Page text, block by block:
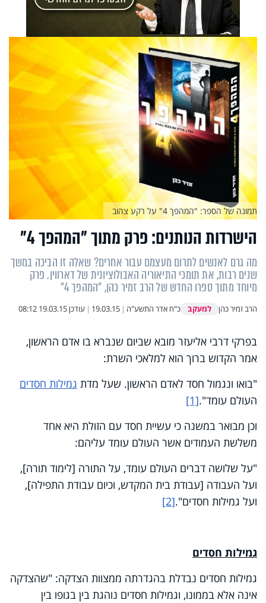
הישרדות הנותנים: פרק מתוך "המהפך 4"
מה גרם לאנשים לתרום מעצמם עבור אחרים? שאלה זו הביכה במשך
שנים רבות, את תומכי התיאוריה האבולוציונית של דארווין. פרק
מיוחד מתוך ספרו החדש של הרב זמיר כהן, "המהפך 4"
הרב זמיר כהן למעקב כ"ח אדר התשע"ה |
19.03.15
| עודכן19.03.15 08:12
תמונה של הספר: "המהפך 4" על רקע צהוב
בפרקי דרבי אליעזר מובא שביום שנברא בו אדם הראשון,
אמר הקדוש ברוך הוא למלאכי השרת:
"בואו ונגמול חסד לאדם הראשון. שעל מדת גמילות חסדים
העולם עומד".[1]
וכן מבואר במשנה כי עשיית חסד עם הזולת היא אחד
משלשת העמודים אשר העולם עומד עליהם:
"על שלושה דברים העולם עומד, על התורה [לימוד תורה],
ועל העבודה [עבודת בית המקדש, וכיום עבודת התפילה],
ועל גמילות חסדים".[2]
גמילות חסדים
גמילות חסדים נבדלת בהגדרתה ממצוות הצדקה: "שהצדקה
אינה אלא בממונו, וגמילות חסדים נוהגת בין בגופו בין